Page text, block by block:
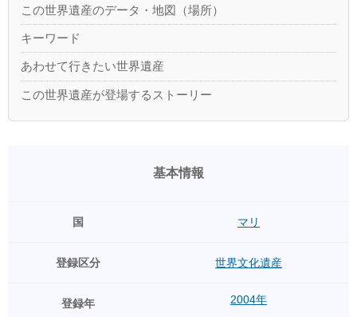
この世界遺産のデータ・地図（場所）
キーワード
あわせて行きたい世界遺産
この世界遺産が登場するストーリー
基本情報
国 マリ
登録区分 世界文化遺産
登録年 2004年